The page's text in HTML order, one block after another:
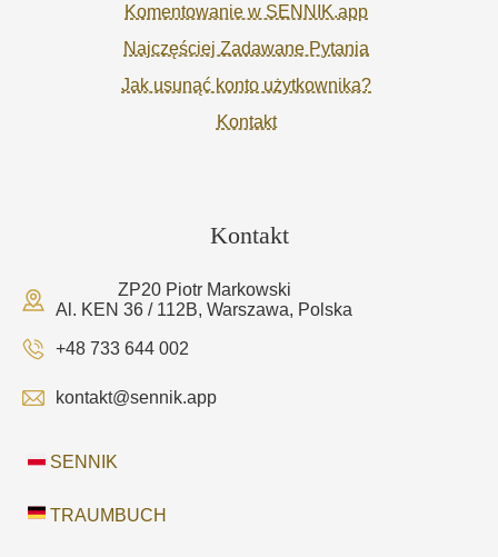
Komentowanie w SENNIK.app
Najczęściej Zadawane Pytania
Jak usunąć konto użytkownika?
Kontakt
Kontakt
ZP20 Piotr Markowski
Al. KEN 36 / 112B, Warszawa, Polska
+48 733 644 002
kontakt@sennik.app
SENNIK
TRAUMBUCH